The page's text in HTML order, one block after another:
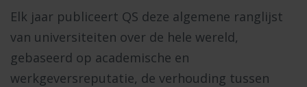
Elk jaar publiceert QS deze algemene ranglijst
van universiteiten over de hele wereld,
gebaseerd op academische en
werkgeversreputatie, de verhouding tussen